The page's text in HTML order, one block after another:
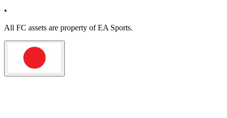
•
All FC assets are property of EA Sports.